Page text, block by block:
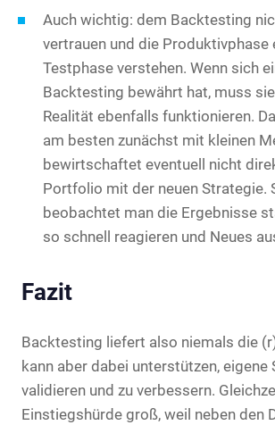
Auch wichtig: dem Backtesting
vertrauen und die Produktivphase
Testphase verstehen. Wenn sich
Backtesting bewährt hat, muss
Realität ebenfalls funktionieren.
am besten zunächst mit kleinen
bewirtschaftet eventuell nicht
Portfolio mit der neuen Strategie.
beobachtet man die Ergebnisse
so schnell reagieren und Neues
Fazit
Backtesting liefert also niemals die
kann aber dabei unterstützen, eigene
validieren und zu verbessern.
Einstiegshürde groß, weil neben den